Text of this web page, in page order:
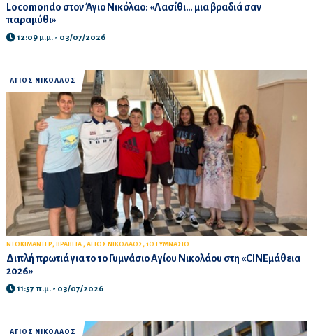
Locomondo στον Άγιο Νικόλαο: «Λασίθι… μια βραδιά σαν
παραμύθι»
12:09 μ.μ. - 03/07/2026
ΑΓΙΟΣ ΝΙΚΟΛΑΟΣ
ΝΤΟΚΙΜΑΝΤΕΡ, ΒΡΑΒΕΙΑ , ΑΓΙΟΣ ΝΙΚΟΛΑΟΣ, 1Ο ΓΥΜΝΑΣΙΟ
Διπλή πρωτιά για το 1ο Γυμνάσιο Αγίου Νικολάου στη «CINEμάθεια
2026»
11:57 π.μ. - 03/07/2026
ΑΓΙΟΣ ΝΙΚΟΛΑΟΣ